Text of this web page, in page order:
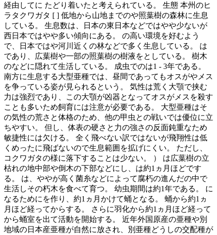
経由してに たどり着いたと考えられている。 生態 本州のヒ
ラタクワガタ [ ] 低地から山地までのや照葉樹の森林に生息
している。 生息数は、日本の東日本などではやや少ないが
西日本ではやや多い傾向にある。 の高い環境を好むよう
で、日本ではや河川近くの林などで多く生息している。 は
であり、広葉樹や一部の照葉樹の樹液をとしている。 樹木
のなどに隠れて生活している。 成虫でのは1 - 3年である。
南方に生息する大型亜種では、昼間であってもオスがやメス
を争っている姿が見られるという。 気性は荒く大顎で挟む
力は強烈であり、この大顎が凶器となってオスがメスを殺す
ことも多いため飼育には注意が必要である。 大型亜種はそ
の気性の荒さと体格のため、他の甲虫との戦いでは優位に立
ちやすい。 但し、体表の硬さと力の強さの反面鈍重なため
敏捷性には欠ける。 全く飛べない訳ではないが飛翔性は低
くめったに飛ばないので生息範囲を拡げにくい。 ただし、
コクワガタの様に落下することは少ない。 ） は広葉樹の立
枯れの地中部や倒木の下部などにし、は約1ヵ月ほどです
る。 は、ややが高く菌糸などによって腐朽の進んだの中で
生活しその朽木を食べて育つ。 幼虫期間は約1年である。 に
なるためにを作り、約1ヵ月かけて蛹となる。 蛹から約1ヵ
月ほど経ってからする。 さらに羽化から約1ヵ月ほど経って
から蛹室を出て活動を開始する。 近年外国原産の亜種や別
地域の日本産亜種が自然に放され、別亜種どうしの交配種が